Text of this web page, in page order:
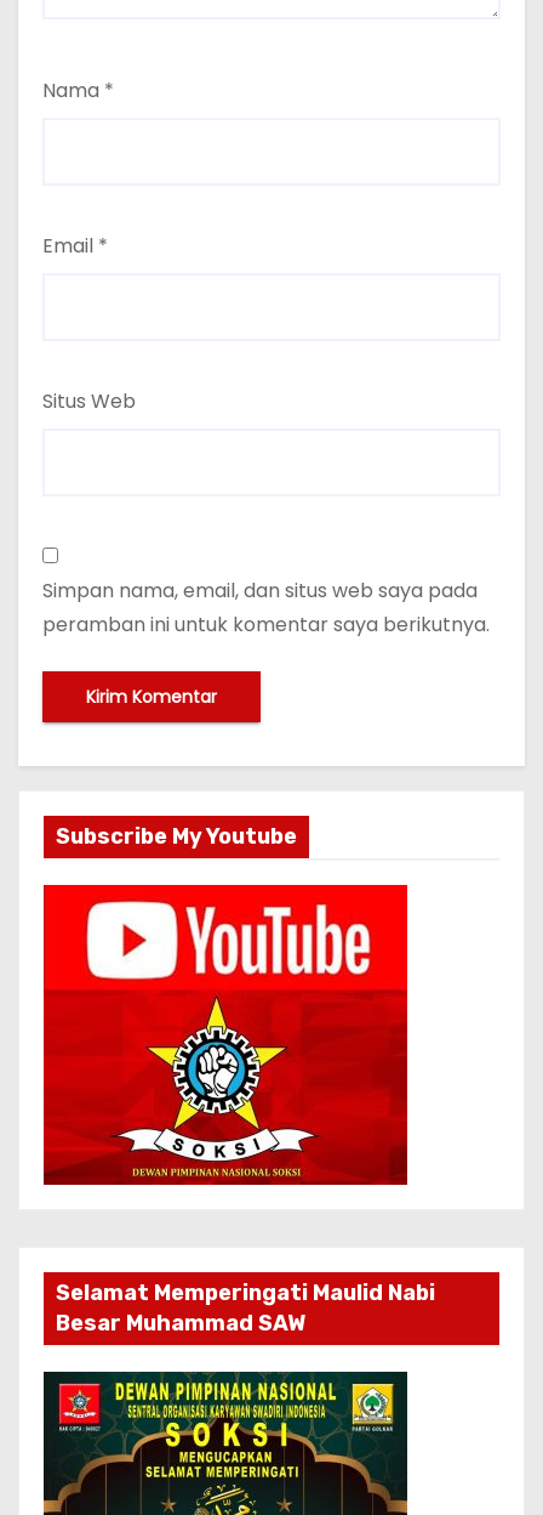
Nama *
Email *
Situs Web
Simpan nama, email, dan situs web saya pada
peramban ini untuk komentar saya berikutnya.
Subscribe My Youtube
Selamat Memperingati Maulid Nabi
Besar Muhammad SAW